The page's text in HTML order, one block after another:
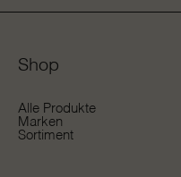
Shop
Alle Produkte
Marken
Sortiment